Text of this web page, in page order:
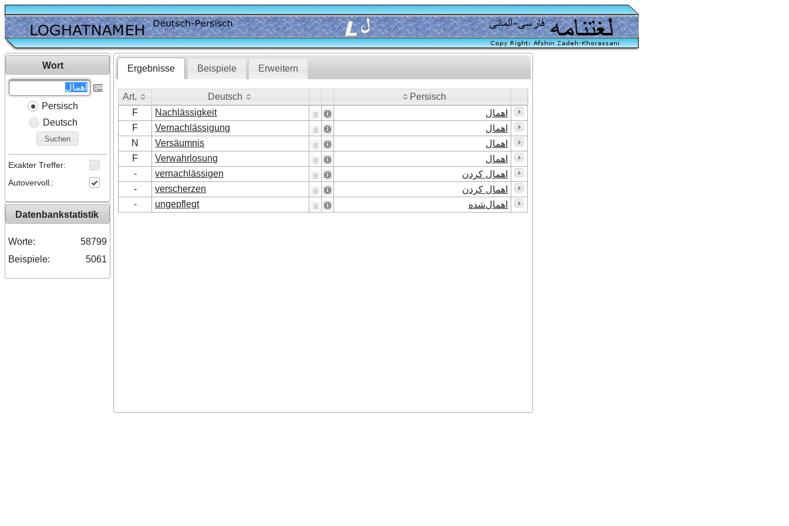
Wort
Persisch
Deutsch
Suchen
Exakter Treffer:
Autovervoll.:
Datenbankstatistik
Worte:
58799
Beispiele:
5061
Ergebnisse Beispiele Erweitern
Art. Deutsch
Persisch
Art.
Deutsch
F Nachlässigkeit
اهمال
F
Vernachlässigung
اهمال
N
Versäumnis
اهمال
F
Verwahrlosung
اهمال
-
vernachlässigen
اهمال کردن
-
verscherzen
اهمال کردن
-
ungepflegt اهمال‌شده